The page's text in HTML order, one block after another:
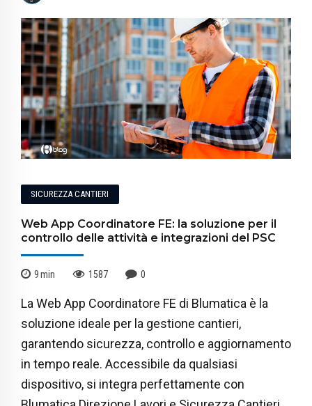
SICUREZZA CANTIERI
Web App Coordinatore FE: la soluzione per il
controllo delle attività e integrazioni del PSC
9min 1587 0
La Web App Coordinatore FE di Blumatica è la
soluzione ideale per la gestione cantieri,
garantendo sicurezza, controllo e aggiornamento
in tempo reale. Accessibile da qualsiasi
dispositivo, si integra perfettamente con